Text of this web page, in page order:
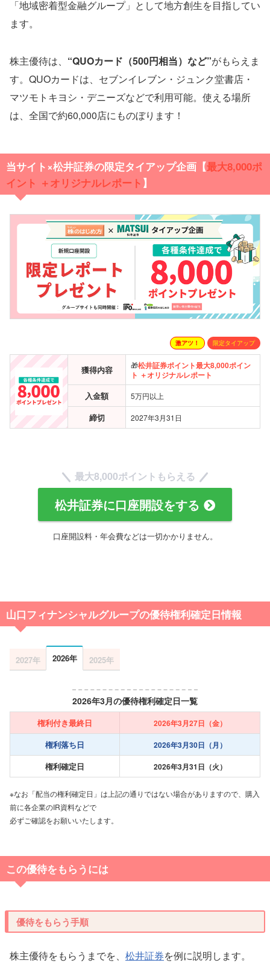
「地域密着型金融グループ」として地方創生を目指してい
ます。
株主優待は、 “QUOカード（500円相当）など”がもらえま
す。QUOカードは、セブンイレブン・ジュンク堂書店・
マツモトキヨシ・デニーズなどで利用可能。使える場所
は、全国で約60,000店にものぼります！
当サイト×松井証券の限定タイアップ企画【最大8,000ポ
イント ＋オリジナルレポート 】
激アツ！ 限定タイアップ
獲得内容 🎁松井証券ポイント最大8,000ポイン
ト ＋オリジナルレポート
入金額 5万円以上
締切 2027年3月31日
最大8,000ポイントもらえる
松井証券に口座開設をする
口座開設料・年会費などは一切かかりません。
山口フィナンシャルグループの優待権利確定日情報
2027年 2026年 2025年
2026年3月の優待権利確定日一覧
権利付き最終日 2026年3月27日（金）
権利落ち日 2026年3月30日（月）
権利確定日 2026年3月31日（火）
※なお「配当の権利確定日」は上記の通りではない場合がありますので、購入
前に各企業のIR資料などで
必ずご確認をお願いいたします。
この優待をもらうには
優待をもらう手順
株主優待をもらうまでを、 松井証券を例に説明します。